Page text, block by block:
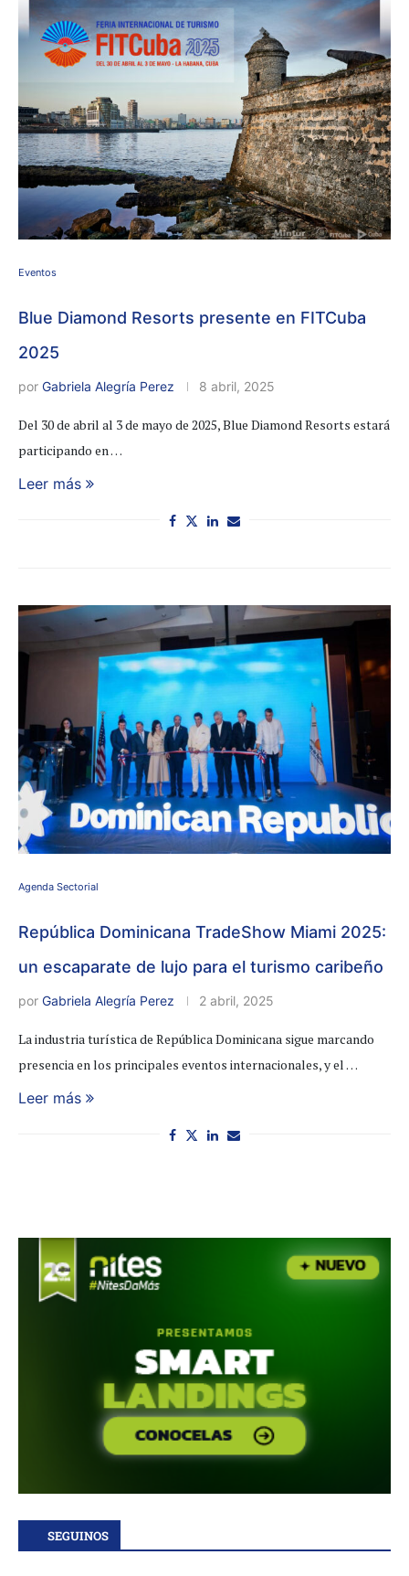
Eventos
Blue Diamond Resorts presente en FITCuba
2025
por Gabriela Alegría Perez 8 abril, 2025
Del 30 de abril al 3 de mayo de 2025, Blue Diamond Resorts estará
participando en …
Leer más
Agenda Sectorial
República Dominicana TradeShow Miami 2025:
un escaparate de lujo para el turismo caribeño
por Gabriela Alegría Perez 2 abril, 2025
La industria turística de República Dominicana sigue marcando
presencia en los principales eventos internacionales, y el …
Leer más
SEGUINOS